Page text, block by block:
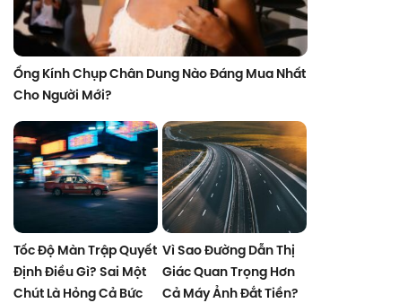
Ống Kính Chụp Chân Dung Nào Đáng Mua Nhất
Cho Người Mới?
Tốc Độ Màn Trập Quyết
Định Điều Gì? Sai Một
Chút Là Hỏng Cả Bức
Vì Sao Đường Dẫn Thị
Giác Quan Trọng Hơn
Cả Máy Ảnh Đắt Tiền?